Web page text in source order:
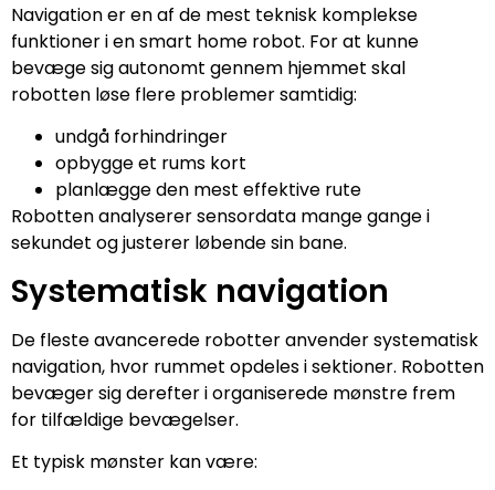
Navigation er en af de mest teknisk komplekse
funktioner i en smart home robot. For at kunne
bevæge sig autonomt gennem hjemmet skal
robotten løse flere problemer samtidig:
undgå forhindringer
opbygge et rums kort
planlægge den mest effektive rute
Robotten analyserer sensordata mange gange i
sekundet og justerer løbende sin bane.
Systematisk navigation
De fleste avancerede robotter anvender systematisk
navigation, hvor rummet opdeles i sektioner. Robotten
bevæger sig derefter i organiserede mønstre frem
for tilfældige bevægelser.
Et typisk mønster kan være: